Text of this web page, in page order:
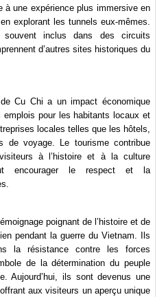
à une expérience plus immersive en
explorant les tunnels eux-mêmes.
souvent inclus dans des circuits
d’autres sites historiques du
Cu Chi a un impact économique
pour les habitants locaux et
locales telles que les hôtels,
de voyage. Le tourisme contribue
à l’histoire et à la culture
encourager le respect et la
poignant de l’histoire et de
pendant la guerre du Vietnam. Ils
la résistance contre les forces
de la détermination du peuple
Aujourd’hui, ils sont devenus une
aux visiteurs un aperçu unique